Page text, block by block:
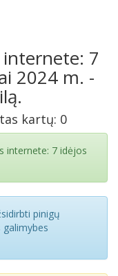
7
2024 m. -
kartų: 0
internete: 7 idėjos
pinigų